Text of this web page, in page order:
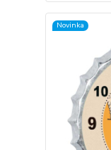
Novinka